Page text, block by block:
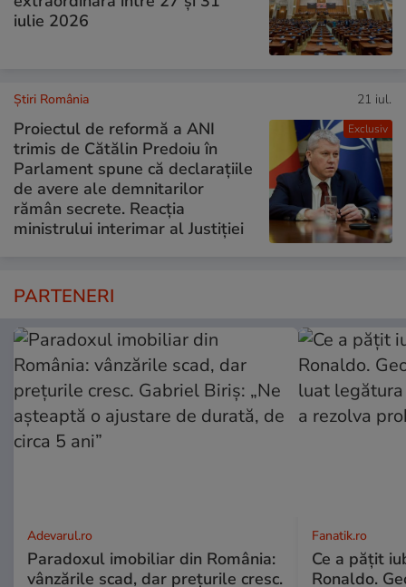
iulie 2026
Exclusiv
Știri România 21 iul.
Proiectul de reformă a ANI
trimis de Cătălin Predoiu în
Parlament spune că declarațiile
de avere ale demnitarilor
rămân secrete. Reacția
ministrului interimar al Justiției
PARTENERI
Adevarul.ro
Paradoxul imobiliar din România:
vânzările scad, dar prețurile cresc.
Fanatik.ro
Ce a pățit
Ronaldo.